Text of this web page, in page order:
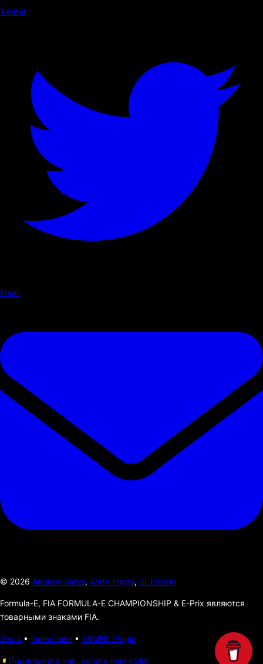
Twitter
Email
© 2026 Andrew Yates, Andy Higgs, Si Jobling
Formula-E, FIA FORMULA-E CHAMPIONSHIP & E-Prix являются
товарными знаками FIA.
Years • Timezones • TRMNL Plugin
Поддержите нас, купите нам кофе.